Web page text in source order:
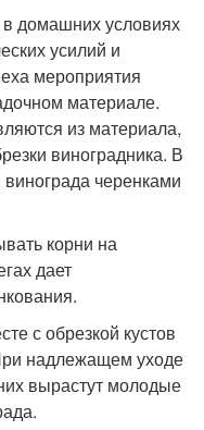
домашних условиях
усилий и
мероприятия
материале.
из материала,
виноградника. В
черенками
корни на
дает
с обрезкой кустов
надлежащем уходе
вырастут молодые